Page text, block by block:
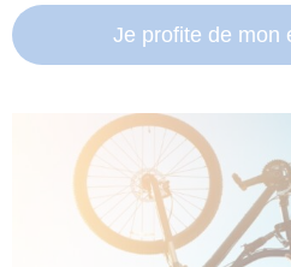
Je profite de mon